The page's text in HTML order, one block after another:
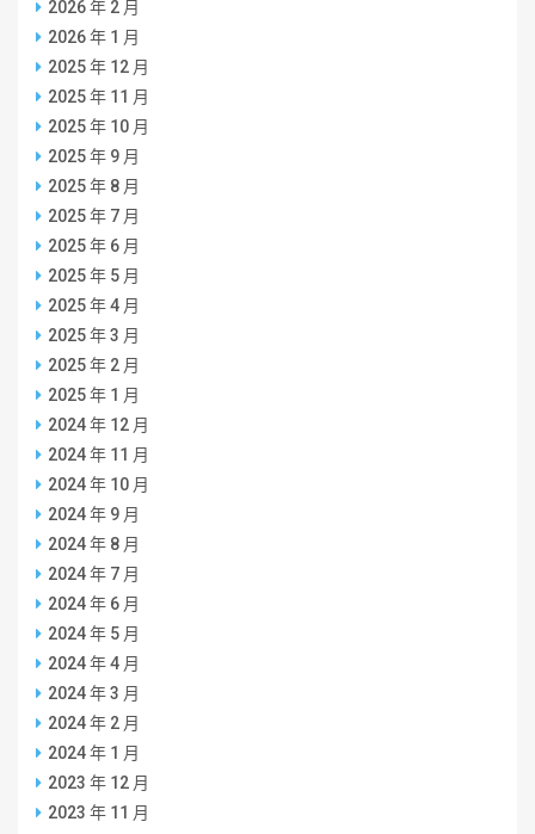
2026 年 2 月
2026 年 1 月
2025 年 12 月
2025 年 11 月
2025 年 10 月
2025 年 9 月
2025 年 8 月
2025 年 7 月
2025 年 6 月
2025 年 5 月
2025 年 4 月
2025 年 3 月
2025 年 2 月
2025 年 1 月
2024 年 12 月
2024 年 11 月
2024 年 10 月
2024 年 9 月
2024 年 8 月
2024 年 7 月
2024 年 6 月
2024 年 5 月
2024 年 4 月
2024 年 3 月
2024 年 2 月
2024 年 1 月
2023 年 12 月
2023 年 11 月